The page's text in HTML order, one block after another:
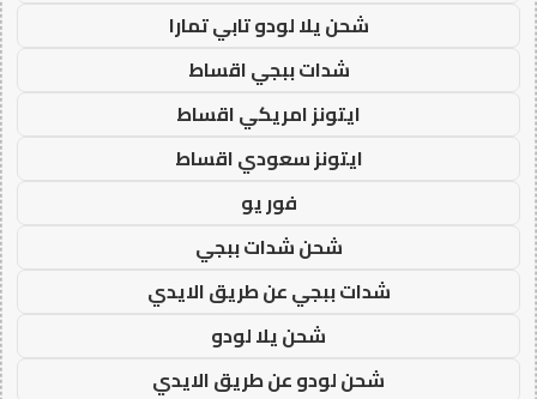
شحن يلا لودو تابي تمارا
شدات ببجي اقساط
ايتونز امريكي اقساط
ايتونز سعودي اقساط
فور يو
شحن شدات ببجي
شدات ببجي عن طريق الايدي
شحن يلا لودو
شحن لودو عن طريق الايدي